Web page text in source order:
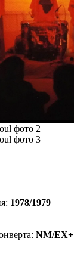
1978/1979
NM/EX+